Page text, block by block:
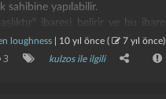
sahibine yapılabilir.
ibaresi belirir ve bu ibare
rezerve edilmez.
loughness| 10 yıl önce ( 7 yıl önce)
3 kulzos ile ilgili